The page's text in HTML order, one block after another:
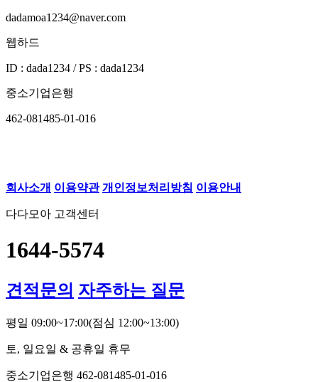
dadamoa1234@naver.com
웹하드
ID : dada1234 / PS : dada1234
중소기업은행
462-081485-01-016
회사소개 이용약관 개인정보처리방침 이용안내
다다모아 고객센터
1644-5574
견적문의 자주하는 질문
평일 09:00~17:00(점심 12:00~13:00)
토, 일요일 & 공휴일 휴무
중소기업은행 462-081485-01-016